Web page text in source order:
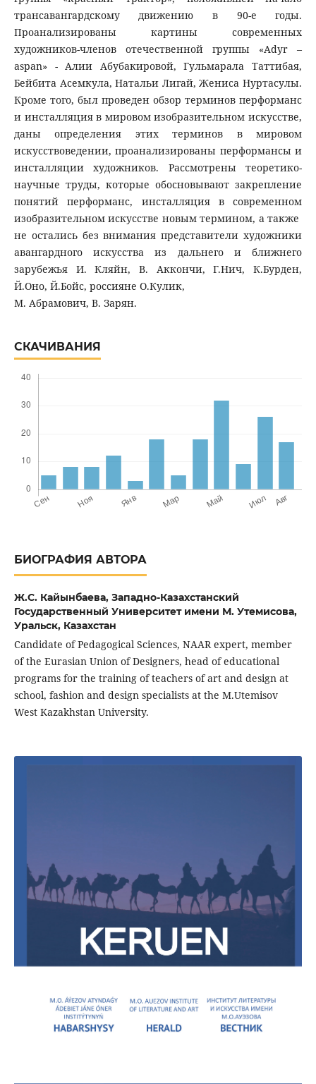
трансавангардскому движению в 90-е годы.
Проанализированы картины современных
художников-членов отечественной группы «Adyr –
aspan» - Алии Абубакировой, Гульмарала Таттибая,
Бейбита Асемкула, Натальи Лигай, Жениса Нуртасулы.
Кроме того, был проведен обзор терминов перформанс
и инсталляция в мировом изобразительном искусстве,
даны определения этих терминов в мировом
искусствоведении, проанализированы перформансы и
инсталляции художников. Рассмотрены теоретико-
научные труды, которые обосновывают закрепление
понятий перформанс, инсталляция в современном
изобразительном искусстве новым термином, а также
не остались без внимания представители художники
авангардного искусства из дальнего и ближнего
зарубежья И. Кляйн, В. Аккончи, Г.Нич, К.Бурден,
Й.Оно, Й.Бойс, россияне О.Кулик,
М. Абрамович, В. Зарян.
СКАЧИВАНИЯ
БИОГРАФИЯ АВТОРА
Ж.С. Кайынбаева, Западно-Казахстанский
Государственный Университет имени М. Утемисова,
Уральск, Казахстан
Candidate of Pedagogical Sciences, NAAR expert, member
of the Eurasian Union of Designers, head of educational
programs for the training of teachers of art and design at
school, fashion and design specialists at the M.Utemisov
West Kazakhstan University.